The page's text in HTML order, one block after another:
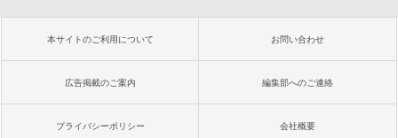
本サイトのご利用について お問い合わせ
広告掲載のご案内 編集部へのご連絡
プライバシーポリシー 会社概要